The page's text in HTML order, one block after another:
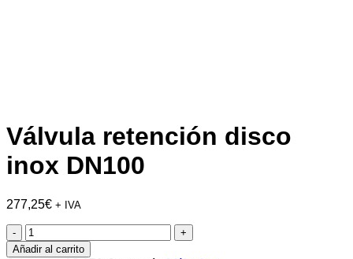
Válvula retención disco
inox DN100
277,25€ + IVA
Válvula
retención
Añadir al carrito